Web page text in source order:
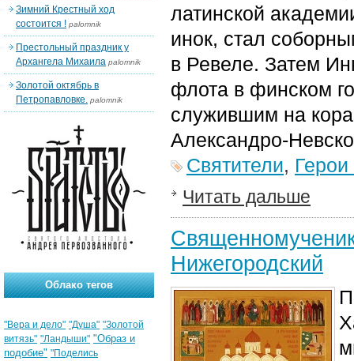
латинской
инок, стал
в Ревеле. Затем
флота в финском
служившим на
Александро-
Святители,
Читать дальше
Нижегородский
Зимний Крестный ход
состоится ! palomnik
Престольный праздник у
Архангела Михаила palomnik
Золотой октябрь в
Петропавловке. palomnik
Облако тегов
"Вера и дело" "Душа" "Золотой
витязь" "Ландыши" "Образ и
подобие" "Поделись